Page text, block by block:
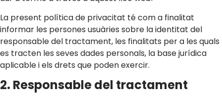
La present política de privacitat té com a finalitat
informar les persones usuàries sobre la identitat del
responsable del tractament, les finalitats per a les quals
es tracten les seves dades personals, la base jurídica
aplicable i els drets que poden exercir.
2. Responsable del tractament